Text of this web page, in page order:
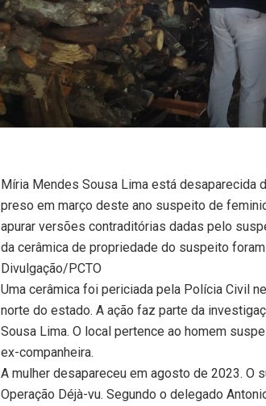
Míria Mendes Sousa Lima está
preso em março deste ano suspeito de
apurar versões contraditórias dadas pelo
da cerâmica de propriedade do suspeito
Divulgação/PCTO
Uma cerâmica foi periciada pela Polícia Civil
norte do estado. A ação faz parte da
Sousa Lima. O local pertence ao homem
ex-companheira.
A mulher desapareceu em agosto de 2023. O
Operação Déjà-vu. Segundo o delegado